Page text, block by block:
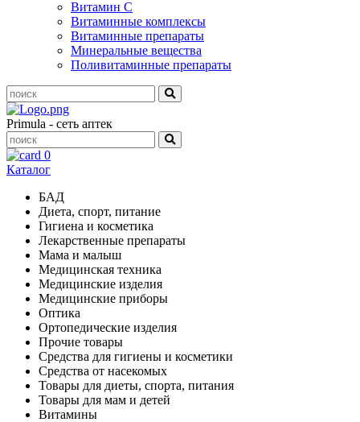
Витамин С
Витаминные комплексы
Витаминные препараты
Минеральные вещества
Поливитаминные препараты
Primula - сеть аптек
0
Каталог
БАД
Диета, спорт, питание
Гигиена и косметика
Лекарственные препараты
Мама и малыш
Медицинская техника
Медицинские изделия
Медицинские приборы
Оптика
Ортопедические изделия
Прочие товары
Средства для гигиены и косметики
Средства от насекомых
Товары для диеты, спорта, питания
Товары для мам и детей
Витамины